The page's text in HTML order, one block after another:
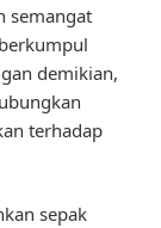
semangat
demikian,
terhadap
sepak